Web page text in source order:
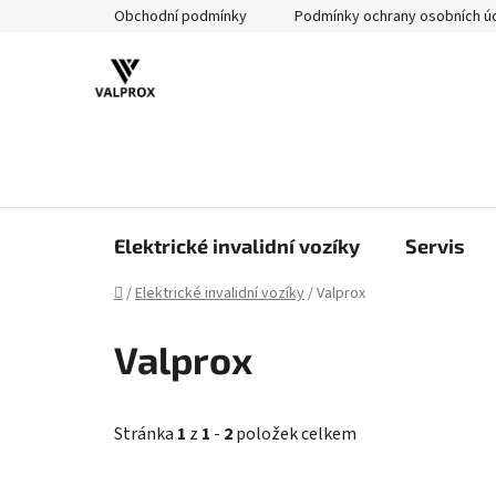
Obchodní podmínky Podmínky ochrany osobních
Elektrické invalidní vozíky Servis
Domů
/Elektrické invalidní vozíky/Valprox
Valprox
Stránka 1 z 1 - 2položek celkem